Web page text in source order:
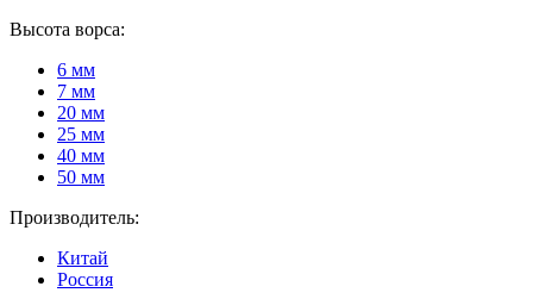
Высота ворса:
6 мм
7 мм
20 мм
25 мм
40 мм
50 мм
Производитель:
Китай
Россия